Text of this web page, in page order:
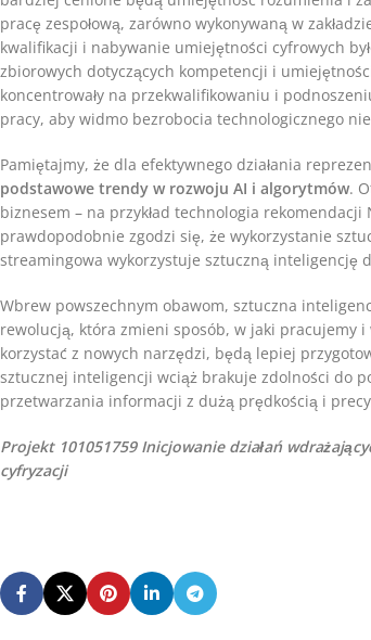
pracę zespołową, zarówno wykonywaną w
kwalifikacji i nabywanie umiejętności cyfrowych
zbiorowych dotyczących kompetencji i
koncentrowały na przekwalifikowaniu i
pracy, aby widmo bezrobocia technologicznego
Pamiętajmy, że dla efektywnego działania
podstawowe trendy w rozwoju AI i algorytmów.
biznesem – na przykład technologia
prawdopodobnie zgodzi się, że wykorzystanie
streamingowa wykorzystuje sztuczną inteligencję
Wbrew powszechnym obawom, sztuczna
rewolucją, która zmieni sposób, w jaki pracujemy i
korzystać z nowych narzędzi, będą lepiej
sztucznej inteligencji wciąż brakuje zdolności do
przetwarzania informacji z dużą prędkością i
Projekt 101051759 Inicjowanie działań
cyfryzacji